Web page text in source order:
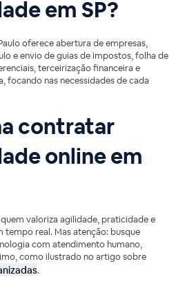
em SP?
oferece abertura de empresas,
e envio de guias de impostos, folha de
terceirização financeira e
focando nas necessidades de cada
contratar
online em
valoriza agilidade, praticidade e
tempo real. Mas atenção: busque
com atendimento humano,
como ilustrado no artigo sobre
.